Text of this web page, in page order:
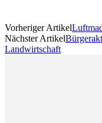
Vorheriger Artikel
Nächster Artikel
Landwirtschaft